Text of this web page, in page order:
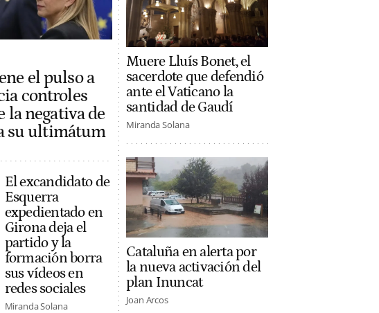
el pulso a
controles
la negativa de
su ultimátum
El excandidato de
Esquerra
expedientado en
Girona deja el
partido y la
formación borra
sus vídeos en
redes sociales
Miranda Solana
Muere Lluís Bonet, el
sacerdote que defendió
ante el Vaticano la
santidad de Gaudí
Miranda Solana
Cataluña en alerta por
la nueva activación del
plan Inuncat
Joan Arcos